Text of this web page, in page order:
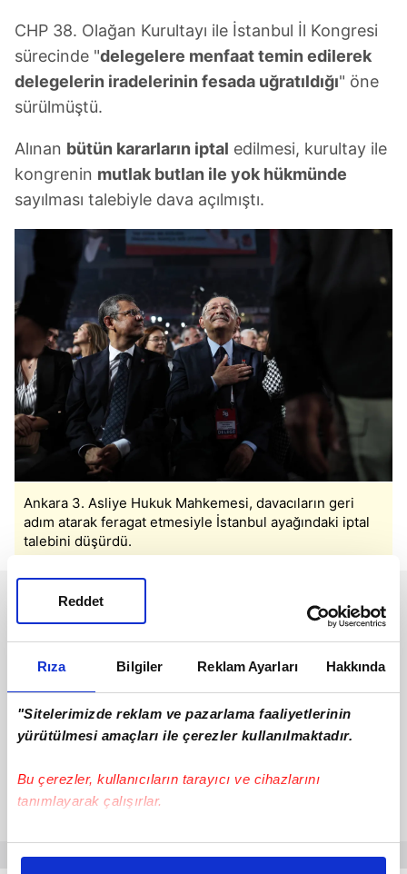
Rıza Bilgiler Reklam Ayarları Hakkında
"Sitelerimizde reklam ve pazarlama faaliyetlerinin
yürütülmesi amaçları ile çerezler kullanılmaktadır.
Bu çerezler, kullanıcıların tarayıcı ve cihazlarını
tanımlayarak çalışırlar.
Bu çerezlere izin vermeniz halinde sizlere özel
Reddet
CHP 38. Olağan Kurultayı ile İstanbul İl Kongresi
sürecinde "delegelere menfaat temin edilerek
delegelerin iradelerinin fesada uğratıldığı" öne
sürülmüştü.
Alınan bütün kararların iptal edilmesi, kurultay ile
kongrenin mutlak butlan ile yok hükmünde
sayılması talebiyle dava açılmıştı.
Ankara 3. Asliye Hukuk Mahkemesi, davacıların geri
adım atarak feragat etmesiyle İstanbul ayağındaki iptal
talebini düşürdü.